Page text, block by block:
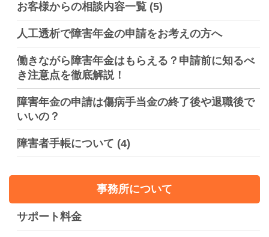
お客様からの相談内容一覧 (5)
人工透析で障害年金の申請をお考えの方へ
働きながら障害年金はもらえる？申請前に知るべ
き注意点を徹底解説！
障害年金の申請は傷病手当金の終了後や退職後で
いいの？
障害者手帳について (4)
事務所について
サポート料金